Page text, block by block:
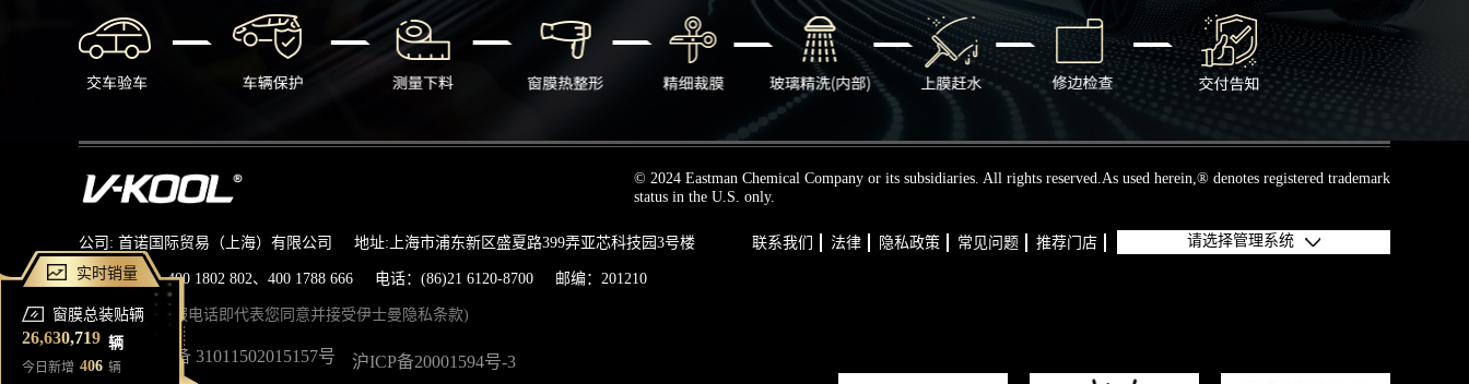
© 2024 Eastman Chemical Company or its subsidiaries. All rights reserved.As used herein,® denotes registered trademark
status in the U.S. only.
公司: 首诺国际贸易（上海）有限公司 地址:上海市浦东新区盛夏路399弄亚芯科技园3号楼
*服务热线：400 1802 802、400 1788 666 电话：(86)21 6120-8700 邮编：201210
(* 拨打官方客服电话即代表您同意并接受伊士曼隐私条款)
联系我们 法律 隐私政策 常见问题 推荐门店 请选择管理系统
沪公网安备 31011502015157号 沪ICP备20001594号-3
实时销量
窗膜总装贴辆
26,630,719 辆
今日新增 406 辆